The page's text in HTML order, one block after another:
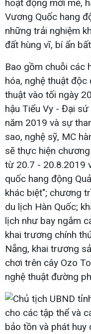
hoạt động mới mẻ,
Vương Quốc hang
những trải nghiệm
đất hùng vĩ, bí ẩn
Bao gồm chuỗi các
hóa, nghệ thuật
thuật vào tối ngày
hậu Tiểu Vy - Đại
năm 2019 và sự
sao, nghệ sỹ, MC
sẽ thực hiện
từ 20.7 - 20.8.2019
quốc hang động
khác biệt"; chương
du lịch Hàn Quốc;
lịch như bay ngắm
khai trương chính
Nẵng, khai trương
chơi trên cây Ozo
nghệ thuật đường